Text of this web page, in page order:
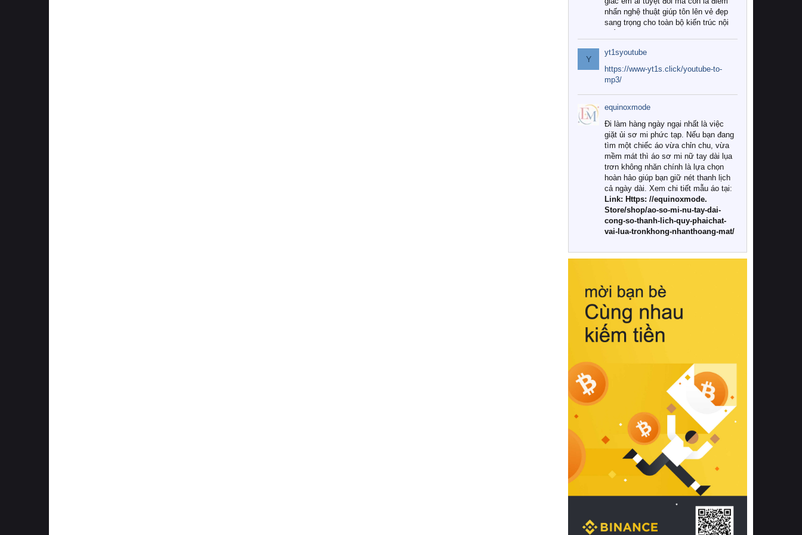
nhấn nghệ thuật giúp tôn lên vẻ đẹp
sang trọng cho toàn bộ kiến trúc nội
Tuy nhiên, giữa thị trường đa dạng
với vô vàn thương hiệu và mẫu mã
như hiện nay, làm thế nào để chọn
được những bộ chăn ga gối đệm cao
cấp thực sự chất lượng, phù hợp với
khí hậu và nhu cầu sử dụng của gia
đình? Hãy cùng chúng tôi đi tìm lời
giải đáp chi tiết qua bài viết dưới đây.
1. Tại sao các gia đình hiện đại lại ưa
chuộng chăn ga gối đệm cao cấp?
Khác với các dòng sản phẩm thông
thường, những bộ chăn ga gối đệm
cao cấp trải qua quy trình sản xuất
nghiêm ngặt từ khâu chọn lọc nguyên
liệu tự nhiên đến công nghệ dệt
nhuộm hiện đại không chứa hóa chất
này, bạn sẽ cảm nhận rõ rệt sự khác
hồi chuẩn xác của phần đệm nâng đỡ
cột sống.
Bên cạnh đó, việc lựa chọn các dòng
sản phẩm đạt chuẩn chất lượng quốc
tế còn giúp ngăn ngừa tình trạng kích
khuẩn và nấm mốc trong điều kiện
thời tiết nóng ẩm. Bạn có thể tìm hiểu
thêm các nghiên cứu khoa học về tác
động của giấc ngủ và môi trường
phòng ngủ đối với sức khỏe con
người tại Sleep Foundation (External
Link) để có cái nhìn toàn diện hơn.
2. Các tiêu chí vàng khi lựa chọn
chăn ga gối đệm cao cấp cho phòng
ngủ
Để sở hữu một bộ chăn ga gối đệm
cao cấp hoàn hảo cả về thẩm mỹ lẫn
công năng, người tiêu dùng cần cân
nhắc kỹ lưỡng các tiêu chí quan trọng
Y
yt1syoutube
https://www-yt1s.click/youtube-to-
mp3/
equinoxmode
Đi làm hàng ngày ngại nhất là việc
giặt ủi sơ mi phức tạp. Nếu bạn đang
tìm một chiếc áo vừa chỉn chu, vừa
mềm mát thì áo sơ mi nữ tay dài lụa
trơn không nhăn chính là lựa chọn
hoàn hảo giúp bạn giữ nét thanh lịch
cả ngày dài. Xem chi tiết mẫu áo tại:
Link: Https: //equinoxmode.
Store/shop/ao-so-mi-nu-tay-dai-
cong-so-thanh-lich-quy-phaichat-
vai-lua-tronkhong-nhanthoang-mat/